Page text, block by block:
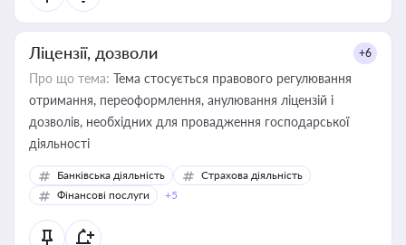
Ліцензії, дозволи +6
Про що тема: Тема стосується правового регулювання
отримання, переоформлення, анулювання ліцензій і
дозволів, необхідних для провадження господарської
діяльності
Банківська діяльність
Страхова діяльність
Фінансові послуги
+5